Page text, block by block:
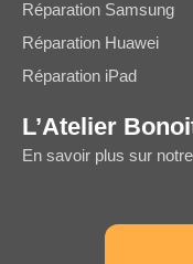
Réparation Samsung
Réparation Huawei
Réparation iPad
L’Atelier
En savoir plus sur